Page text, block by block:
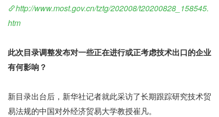
http://www.most.gov.cn/tztg/202008/t20200828_158545.
htm
此次目录调整发布对一些正在进行或正考虑技术出口的企业
有何影响？
新目录出台后，新华社记者就此采访了长期跟踪研究技术贸
易法规的中国对外经济贸易大学教授崔凡。